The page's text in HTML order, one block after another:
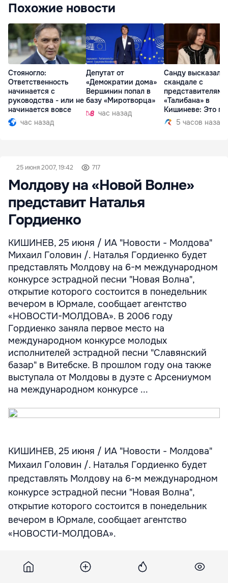
Похожие новости
Стояногло:
Ответственность
начинается с
руководства - или не
начинается вовсе
час назад
Депутат от
«Демократии дома»
Вершинин попал в
базу «Миротворца»
час назад
Санду
скандале с
представителями
«Талибана» в
Кишиневе: Это
5 часов назад
25 июня 2007, 19:42 717
Молдову на «Новой Волне»
представит Наталья
Гордиенко
КИШИНЕВ, 25 июня / ИА "Новости - Молдова"
Михаил Головин /. Наталья Гордиенко будет
представлять Молдову на 6-м международном
конкурсе эстрадной песни "Новая Волна",
открытие которого состоится в понедельник
вечером в Юрмале, сообщает агентство
«НОВОСТИ-МОЛДОВА». В 2006 году
Гордиенко заняла первое место на
международном конкурсе молодых
исполнителей эстрадной песни "Славянский
базар" в Витебске. В прошлом году она также
выступала от Молдовы в дуэте с Арсениумом
на международном конкурсе ...
КИШИНЕВ, 25 июня / ИА "Новости - Молдова"
Михаил Головин /. Наталья Гордиенко будет
представлять Молдову на 6-м международном
конкурсе эстрадной песни "Новая Волна",
открытие которого состоится в понедельник
вечером в Юрмале, сообщает агентство
«НОВОСТИ-МОЛДОВА».
В 2006 году Гордиенко заняла первое место
на международном конкурсе молодых